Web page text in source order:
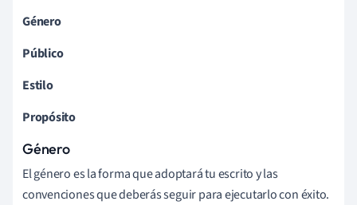
Género
Público
Estilo
Propósito
Género
El género es la forma que adoptará tu escrito y las
convenciones que deberás seguir para ejecutarlo con éxito.